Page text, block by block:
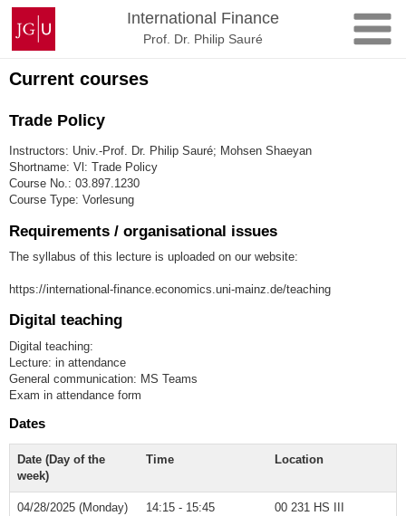
Skip
content
Johannes
Gutenberg
University
Mainz
International Finance
Prof. Dr. Philip Sauré
Current courses
Trade Policy
Instructors: Univ.-Prof. Dr. Philip Sauré; Mohsen Shaeyan
Shortname: Vl: Trade Policy
Course No.: 03.897.1230
Course Type: Vorlesung
Requirements / organisational issues
The syllabus of this lecture is uploaded on our website:
https://international-finance.economics.uni-mainz.de/teaching
Digital teaching
Digital teaching:
Lecture: in attendance
General communication: MS Teams
Exam in attendance form
Dates
Date (Day of the
week)
Time Location
04/28/2025 (Monday) 14:15 - 15:45
00 231 HS III